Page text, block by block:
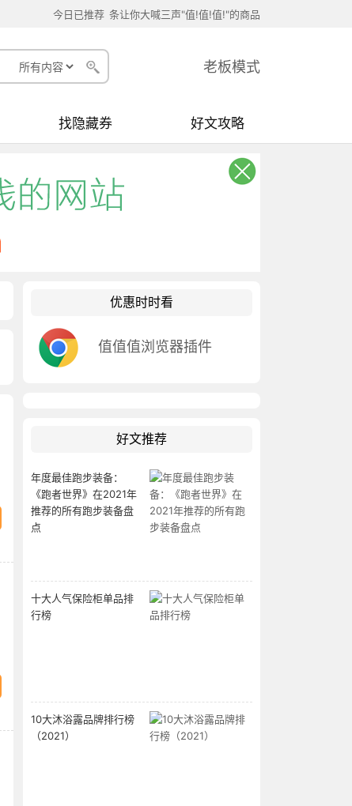
今日已推荐 条让你大喊三声"值!值!值!"的商品
老板模式
找隐藏券 好文攻略
优惠时时看
值值值浏览器插件
好文推荐
年度最佳跑步装备：
《跑者世界》在2021年
推荐的所有跑步装备盘
点
十大人气保险柜单品排
行榜
10大沐浴露品牌排行榜
（2021）